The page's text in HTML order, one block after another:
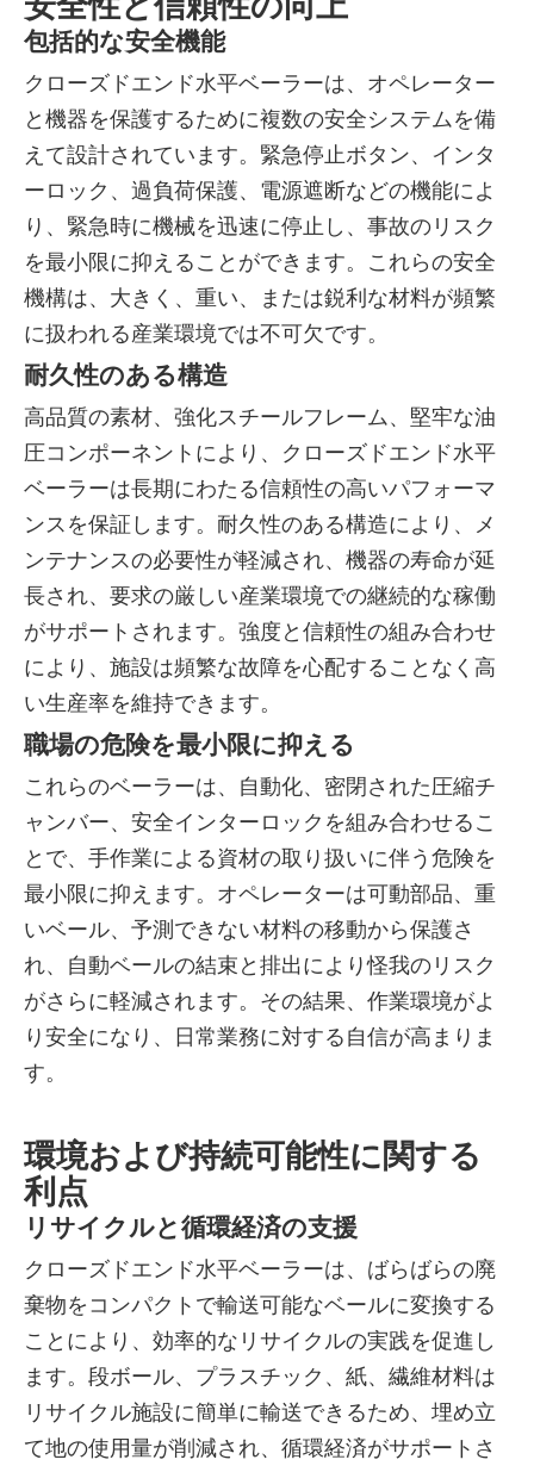
包括的な安全機能
クローズドエンド水平ベーラーは、オペレーター
と機器を保護するために複数の安全システムを備
えて設計されています。緊急停止ボタン、インタ
ーロック、過負荷保護、電源遮断などの機能によ
り、緊急時に機械を迅速に停止し、事故のリスク
を最小限に抑えることができます。これらの安全
機構は、大きく、重い、または鋭利な材料が頻繁
に扱われる産業環境では不可欠です。
耐久性のある構造
高品質の素材、強化スチールフレーム、堅牢な油
圧コンポーネントにより、クローズドエンド水平
ベーラーは長期にわたる信頼性の高いパフォーマ
ンスを保証します。耐久性のある構造により、メ
ンテナンスの必要性が軽減され、機器の寿命が延
長され、要求の厳しい産業環境での継続的な稼働
がサポートされます。強度と信頼性の組み合わせ
により、施設は頻繁な故障を心配することなく高
い生産率を維持できます。
職場の危険を最小限に抑える
これらのベーラーは、自動化、密閉された圧縮チ
ャンバー、安全インターロックを組み合わせるこ
とで、手作業による資材の取り扱いに伴う危険を
最小限に抑えます。オペレーターは可動部品、重
いベール、予測できない材料の移動から保護さ
れ、自動ベールの結束と排出により怪我のリスク
がさらに軽減されます。その結果、作業環境がよ
り安全になり、日常業務に対する自信が高まりま
す。
環境および持続可能性に関する
利点
リサイクルと循環経済の支援
クローズドエンド水平ベーラーは、ばらばらの廃
棄物をコンパクトで輸送可能なベールに変換する
ことにより、効率的なリサイクルの実践を促進し
ます。段ボール、プラスチック、紙、繊維材料は
リサイクル施設に簡単に輸送できるため、埋め立
て地の使用量が削減され、循環経済がサポートさ